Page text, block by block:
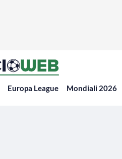
Europa League Mondiali 2026